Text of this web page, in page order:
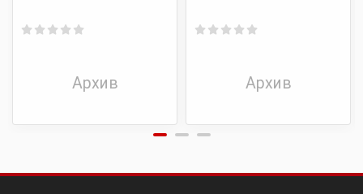
Архив Архив